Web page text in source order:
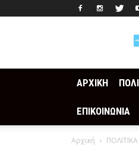
ΑΡΧΙΚΗ
ΕΠΙΚΟΙΝΩΝΙΑ
Αρχική ΠΟΛΙΤΙΚΑ